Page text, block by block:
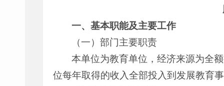
一、基本职能及主要工作
（一）部门主要职责
本单位为教育单位，经济来源为全
位每年取得的收入全部投入到发展教育